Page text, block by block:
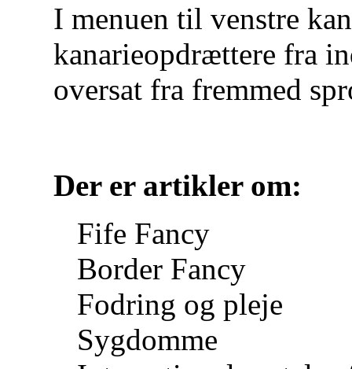
I menuen til venstre
kanarieopdrættere fra
oversat fra fremmed
Der er artikler om:
Fife Fancy
Border Fancy
Fodring og pleje
Sygdomme